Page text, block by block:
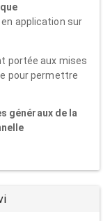
application sur
portée aux mises
pour permettre
généraux de la